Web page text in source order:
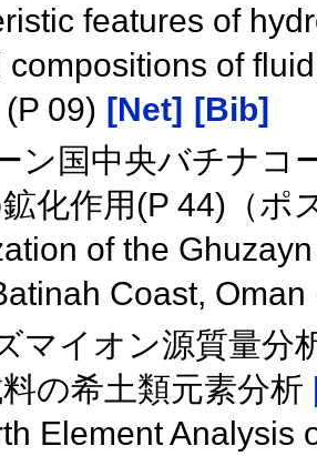
features of
compositions of
09) [Net] [Bib]
ン国中央バチナコ
化作用(P 44)（ポ
of the
Coast,
マイオン源質量分
の希土類元素分析
Element Analysis